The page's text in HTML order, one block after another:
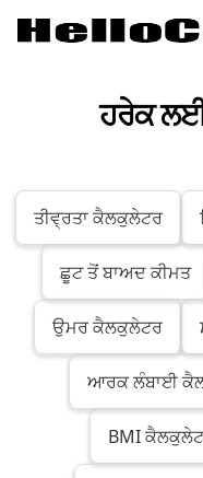
ਹਰੇਕ
ਤੀਵ੍ਰਤਾ ਕੈਲਕੁਲੇਟਰ
ਛੂਟ ਤੋਂ ਬਾਅਦ ਕੀਮਤ
ਉਮਰ ਕੈਲਕੁਲੇਟਰ
ਆਰਕ ਲੰਬਾਈ
BMI